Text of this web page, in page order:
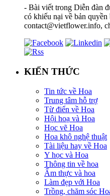
- Bài viết trong Diễn đàn
có khiếu nại về bản
contact@vietflower.info,
KIẾN THỨC
Tin tức về Hoa
Trung tâm hỗ trợ
Từ điển về Hoa
Hội hoạ và Hoa
Học vẽ Hoa
Hoa khô nghệ thuật
Tài liệu hay về Hoa
Y học và Hoa
Thông tin về hoa
Ẩm thực và hoa
Làm đẹp với Hoa
Trồng, chăm sóc